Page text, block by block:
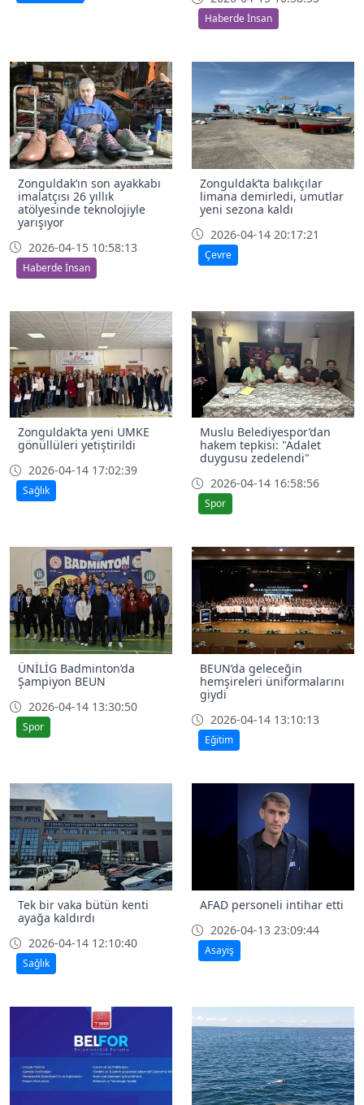
Haberde İnsan
Zonguldak’ın son ayakkabı
imalatçısı 26 yıllık
atölyesinde teknolojiyle
yarışıyor
2026-04-15 10:58:13
Haberde İnsan
Zonguldak’ta balıkçılar
limana demirledi, umutlar
yeni sezona kaldı
2026-04-14 20:17:21
Çevre
Zonguldak’ta yeni UMKE
gönüllüleri yetiştirildi
2026-04-14 17:02:39
Sağlık
Muslu Belediyespor’dan
hakem tepkisi: "Adalet
duygusu zedelendi"
2026-04-14 16:58:56
Spor
ÜNİLİG Badminton’da
Şampiyon BEUN
2026-04-14 13:30:50
Spor
BEUN’da geleceğin
hemşireleri üniformalarını
giydi
2026-04-14 13:10:13
Eğitim
Tek bir vaka bütün kenti
ayağa kaldırdı
2026-04-14 12:10:40
Sağlık
AFAD personeli intihar etti
2026-04-13 23:09:44
Asayiş